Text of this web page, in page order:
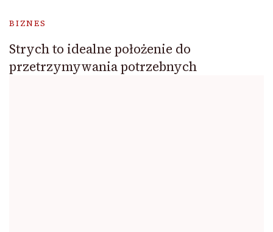
BIZNES
Strych to idealne położenie do
przetrzymywania potrzebnych